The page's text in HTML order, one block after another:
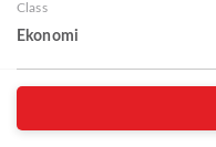
Class
Ekonomi